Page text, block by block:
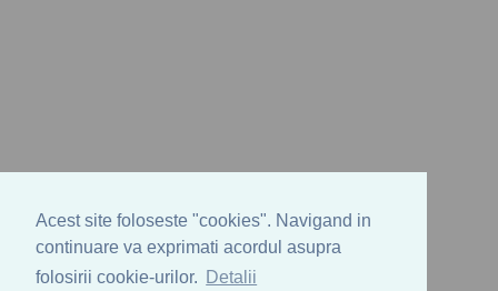
Acest site foloseste "cookies". Navigand in
continuare va exprimati acordul asupra
folosirii cookie-urilor.
Detalii